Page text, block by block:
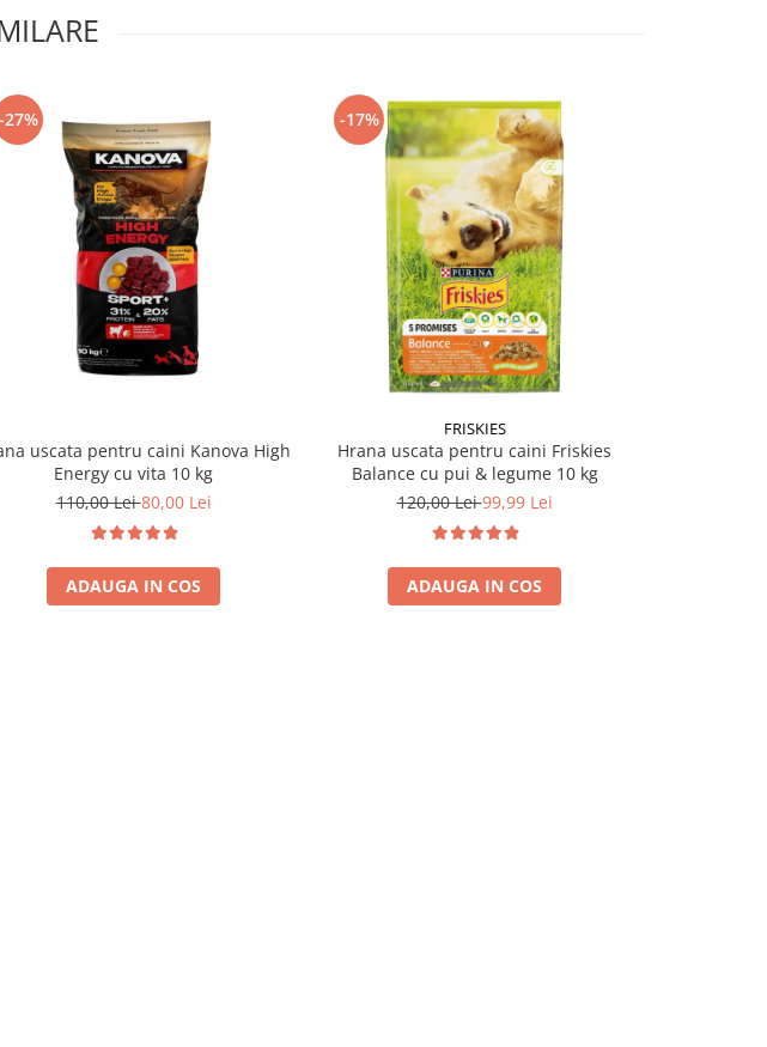
-27%
uscata pentru caini Kanova High
Energy cu vita 10 kg
110,00 Lei80,00 Lei
ADAUGA IN COS
-17%
FRISKIES
Hrana uscata pentru caini Friskies
Balance cu pui & legume 10 kg
120,00 Lei99,99 Lei
ADAUGA IN COS